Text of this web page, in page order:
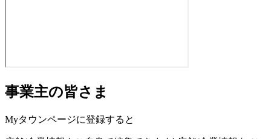
事業主の皆さま
Myタウンページに登録すると